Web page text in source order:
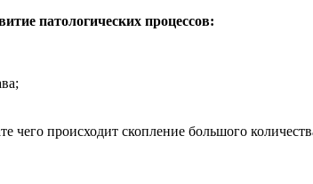
патологических процессов:
чего происходит скопление большого